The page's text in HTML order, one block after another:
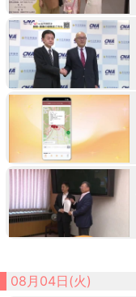
08月04日(火)